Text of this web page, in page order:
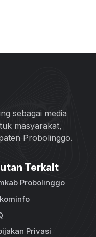
sebagai media
masyarakat,
Probolinggo.
Terkait
Probolinggo
Privasi